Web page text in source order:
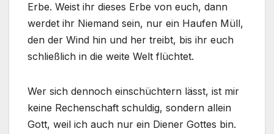
Erbe. Weist ihr dieses Erbe von euch, dann
werdet ihr Niemand sein, nur ein Haufen Müll,
den der Wind hin und her treibt, bis ihr euch
schließlich in die weite Welt flüchtet.
Wer sich dennoch einschüchtern lässt, ist mir
keine Rechenschaft schuldig, sondern allein
Gott, weil ich auch nur ein Diener Gottes bin.